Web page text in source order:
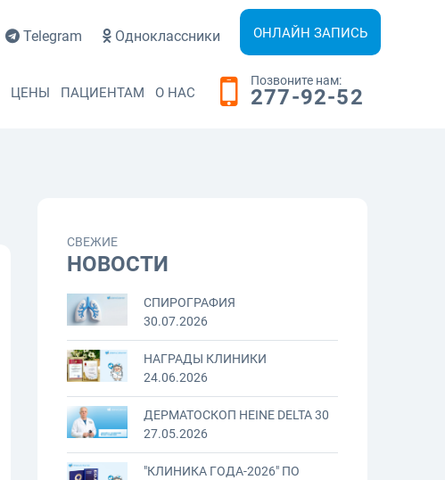
Telegram Одноклассники ОНЛАЙН ЗАПИСЬ
ЦЕНЫ ПАЦИЕНТАМ О НАС
Позвоните нам:
277-92-52
СВЕЖИЕ
НОВОСТИ
СПИРОГРАФИЯ
30.07.2026
НАГРАДЫ КЛИНИКИ
24.06.2026
ДЕРМАТОСКОП HEINE DELTA 30
27.05.2026
"КЛИНИКА ГОДА-2026" ПО